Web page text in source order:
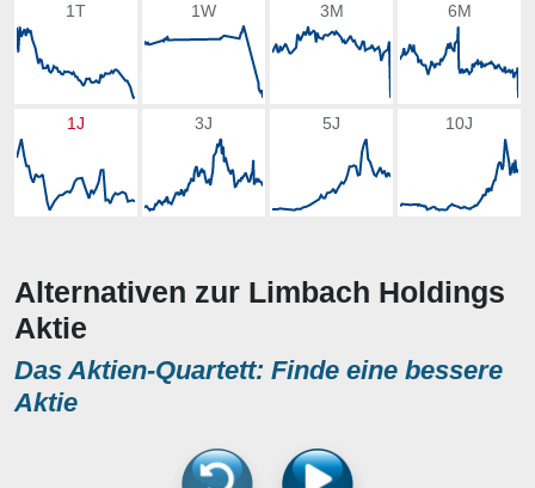
1T 1W 3M 6M
1J 3J 5J 10J
Alternativen zur Limbach Holdings
Aktie
Das Aktien-Quartett: Finde eine bessere
Aktie